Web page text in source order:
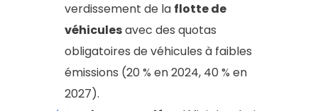
verdissement de la flotte de
véhiculesavec des quotas
obligatoires de véhicules à faibles
émissions (20 % en 2024, 40 % en
2027).